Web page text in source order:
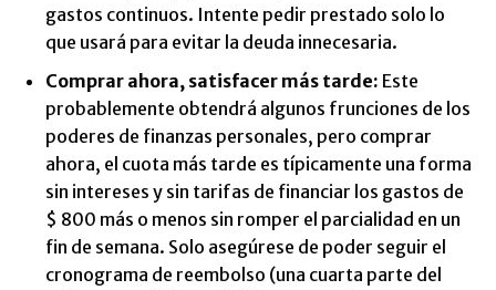
gastos continuos. Intente pedir prestado solo lo
que usará para evitar la deuda innecesaria.
Comprar ahora, satisfacer más tarde: Este
probablemente obtendrá algunos frunciones de los
poderes de finanzas personales, pero comprar
ahora, el cuota más tarde es típicamente una forma
sin intereses y sin tarifas de financiar los gastos de
$ 800 más o menos sin romper el parcialidad en un
fin de semana. Solo asegúrese de poder seguir el
cronograma de reembolso (una cuarta parte del